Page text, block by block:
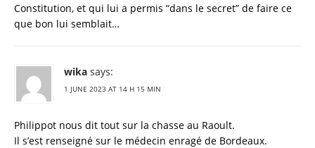
Constitution, et qui lui a permis “dans le secret” de faire ce
que bon lui semblait…
wika says:
1 JUNE 2023 AT 14 H 15 MIN
Philippot nous dit tout sur la chasse au Raoult.
Il s’est renseigné sur le médecin enragé de Bordeaux.